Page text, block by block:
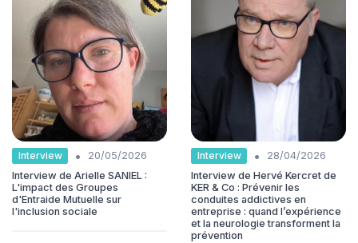
Interview •
20/05/2026
Interview de Arielle SANIEL :
L'impact des Groupes
d'Entraide Mutuelle sur
l'inclusion sociale
Interview •
28/04/2026
Interview de Hervé Kercret de
KER & Co : Prévenir les
conduites addictives en
entreprise : quand l’expérience
et la neurologie transforment la
prévention